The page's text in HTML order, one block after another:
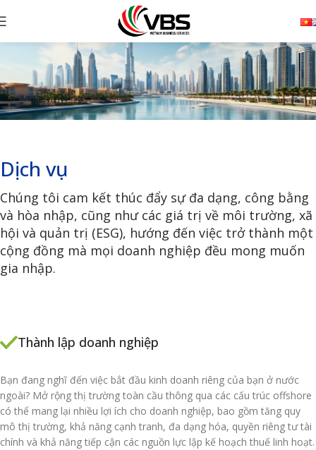
Dịch vụ
Chúng tôi cam kết thúc đẩy sự đa dạng, công bằng
và hòa nhập, cũng như các giá trị về môi trường, xã
hội và quản trị (ESG), hướng đến việc trở thành một
cộng đồng mà mọi doanh nghiệp đều mong muốn
gia nhập.
Thành lập doanh nghiệp
Bạn đang nghĩ đến việc bắt đầu kinh doanh riêng của bạn ở nước
ngoài? Mở rộng thị trường toàn cầu thông qua các cấu trúc offshore
có thể mang lại nhiều lợi ích cho doanh nghiệp, bao gồm tăng quy
mô thị trường, khả năng cạnh tranh, đa dạng hóa, quyền riêng tư tài
chính và khả năng tiếp cận các nguồn lực lập kế hoạch thuế linh hoạt.